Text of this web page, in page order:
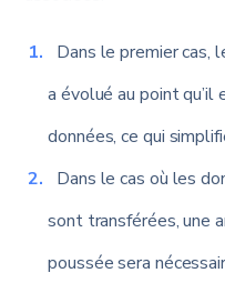
Dans le premier cas,
a évolué au point qu’il
données, ce qui
Dans le cas où les
sont transférées, une
poussée sera